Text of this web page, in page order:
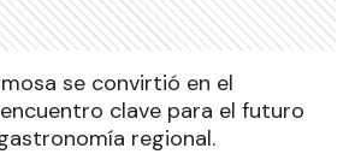
se convirtió en el
clave para el futuro
regional.